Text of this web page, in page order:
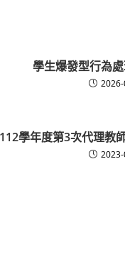
學生爆發型行為
學年度第3次代理教